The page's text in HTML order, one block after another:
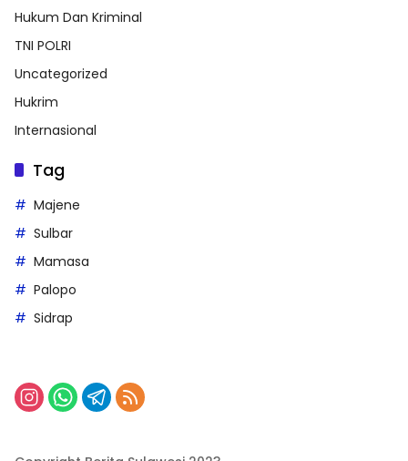
Hukum Dan Kriminal
TNI POLRI
Uncategorized
Hukrim
Internasional
Tag
Majene
Sulbar
Mamasa
Palopo
Sidrap